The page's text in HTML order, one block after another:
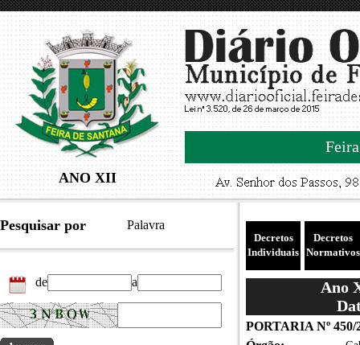
ANO XII
Pesquisar por Palavra
de a
Decretos
Individuais
Decretos
Normativos
Ano
PORTARIA Nº 450/